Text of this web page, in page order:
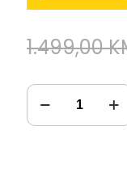
1.499,00